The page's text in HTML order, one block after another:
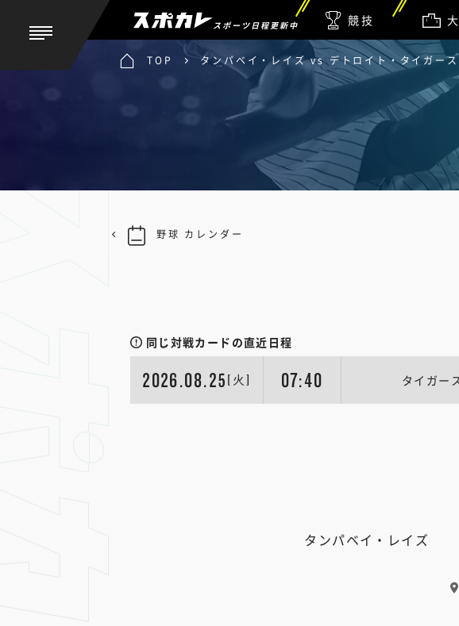
スポーツ日程更新中 競技
TOP タンパベイ・レイズ vs デトロイト・タイガース
同じ対戦カードの直近日程
2026.08.25 [火] 07:40 タイガー
タンパベイ・レイズ
野球 カレンダー